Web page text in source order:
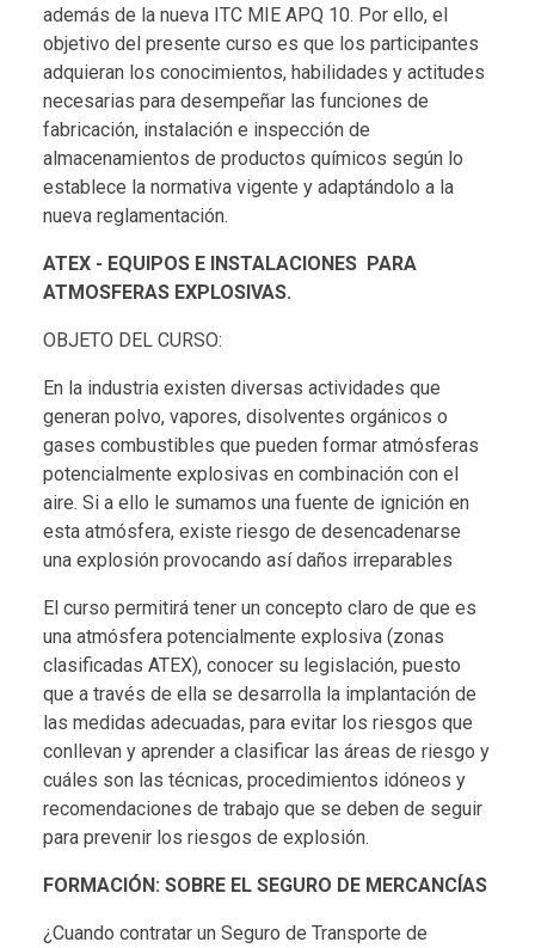
además de la nueva ITC MIE APQ 10. Por ello, el
objetivo del presente curso es que los participantes
adquieran los conocimientos, habilidades y actitudes
necesarias para desempeñar las funciones de
fabricación, instalación e inspección de
almacenamientos de productos químicos según lo
establece la normativa vigente y adaptándolo a la
nueva reglamentación.
ATEX - EQUIPOS E INSTALACIONES PARA
ATMOSFERAS EXPLOSIVAS.
OBJETO DEL CURSO:
En la industria existen diversas actividades que
generan polvo, vapores, disolventes orgánicos o
gases combustibles que pueden formar atmósferas
potencialmente explosivas en combinación con el
aire. Si a ello le sumamos una fuente de ignición en
esta atmósfera, existe riesgo de desencadenarse
una explosión provocando así daños irreparables
El curso permitirá tener un concepto claro de que es
una atmósfera potencialmente explosiva (zonas
clasificadas ATEX), conocer su legislación, puesto
que a través de ella se desarrolla la implantación de
las medidas adecuadas, para evitar los riesgos que
conllevan y aprender a clasificar las áreas de riesgo y
cuáles son las técnicas, procedimientos idóneos y
recomendaciones de trabajo que se deben de seguir
para prevenir los riesgos de explosión.
FORMACIÓN: SOBRE EL SEGURO DE MERCANCÍAS
¿Cuando contratar un Seguro de Transporte de